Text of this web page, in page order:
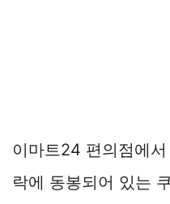
이마트24 편의점에
락에 동봉되어 있는